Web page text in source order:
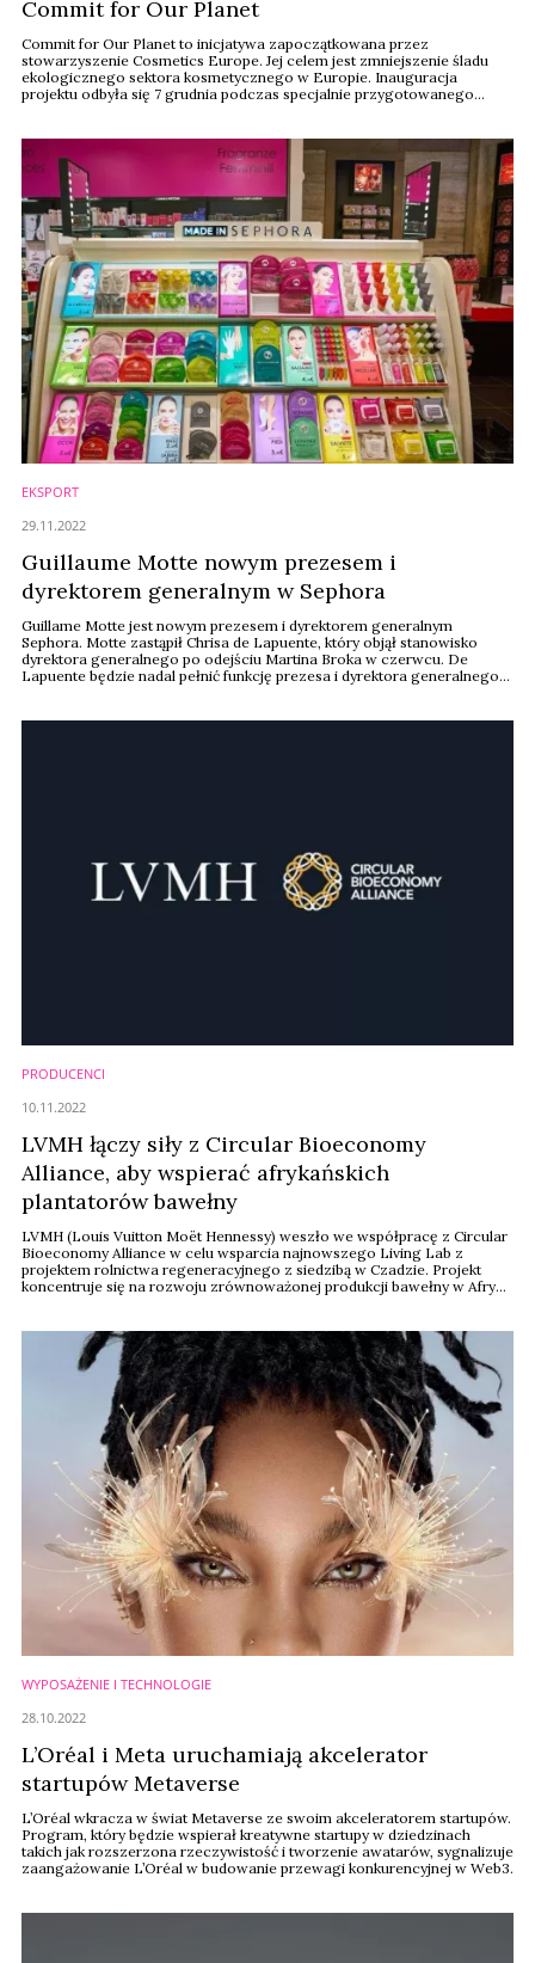
Commit for Our Planet
Commit for Our Planet to inicjatywa zapoczątkowana przez
stowarzyszenie Cosmetics Europe. Jej celem jest zmniejszenie śladu
ekologicznego sektora kosmetycznego w Europie. Inauguracja
projektu odbyła się 7 grudnia podczas specjalnie przygotowanego
Przemysłu Kosmetycznego.
EKSPORT
Guillaume Motte nowym prezesem i
dyrektorem generalnym w Sephora
Guillame Motte jest nowym prezesem i dyrektorem generalnym
Sephora. Motte zastąpił Chrisa de Lapuente, który objął stanowisko
dyrektora generalnego po odejściu Martina Broka w czerwcu. De
Lapuente będzie nadal pełnić funkcję prezesa i dyrektora generalnego
LVMH Fashion Group.
29.11.2022
PRODUCENCI
LVMH łączy siły z Circular Bioeconomy
Alliance, aby wspierać afrykańskich
plantatorów bawełny
LVMH (Louis Vuitton Moët Hennessy) weszło we współpracę z Circular
Bioeconomy Alliance w celu wsparcia najnowszego Living Lab z
projektem rolnictwa regeneracyjnego z siedzibą w Czadzie. Projekt
koncentruje się na rozwoju zrównoważonej produkcji bawełny w Afryce
10.11.2022
WYPOSAŻENIE I TECHNOLOGIE
L’Oréal i Meta uruchamiają akcelerator
startupów Metaverse
L’Oréal wkracza w świat Metaverse ze swoim akceleratorem startupów.
Program, który będzie wspierał kreatywne startupy w dziedzinach
takich jak rozszerzona rzeczywistość i tworzenie awatarów, sygnalizuje
zaangażowanie L’Oréal w budowanie przewagi konkurencyjnej w Web3.
28.10.2022